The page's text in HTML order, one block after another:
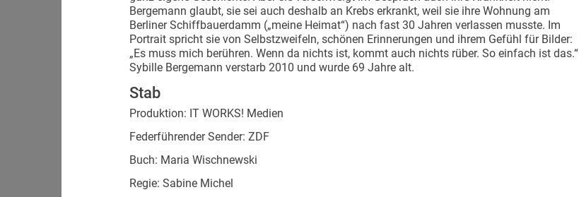
Bergemann glaubt, sie sei auch deshalb an Krebs erkrankt, weil sie ihre Wohnung am
Berliner Schiffbauerdamm („meine Heimat“) nach fast 30 Jahren verlassen musste. Im
Portrait spricht sie von Selbstzweifeln, schönen Erinnerungen und ihrem Gefühl für Bilder:
„Es muss mich berühren. Wenn da nichts ist, kommt auch nichts rüber. So einfach ist das.“
Sybille Bergemann verstarb 2010 und wurde 69 Jahre alt.
Stab
Produktion: IT WORKS! Medien
Federführender Sender: ZDF
Buch: Maria Wischnewski
Regie: Sabine Michel